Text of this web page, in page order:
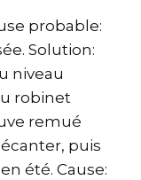
probable:
Solution:
niveau
robinet
remué
puis
été. Cause: